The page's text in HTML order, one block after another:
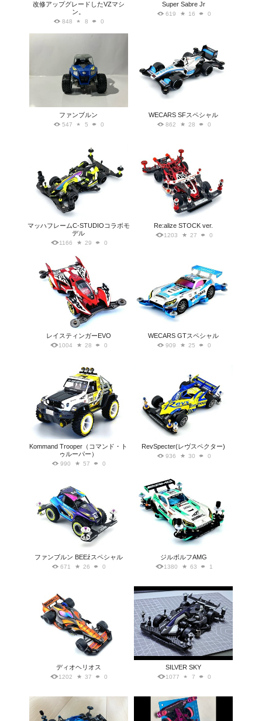
改修アップグレードしたVZマシ
ン。
848 8 0
Super Sabre Jr
619 16 0
ファンブルン
547 5 0
WECARS SFスペシャル
862 28 0
マッハフレームC-STUDIOコラボモ
デル
1166 29 0
Re:alize STOCK ver.
1203 27 0
レイスティンガーEVO
1004 28 0
WECARS GTスペシャル
909 25 0
Kommand Trooper（コマンド・ト
ゥルーパー）
990 57 0
RevSpecter(レヴスペクター)
936 30 0
ファンブルン BEEźスペシャル
671 26 0
ジルボルフAMG
1380 63 1
ディオヘリオス
1202 37 0
SILVER SKY
1077 7 0